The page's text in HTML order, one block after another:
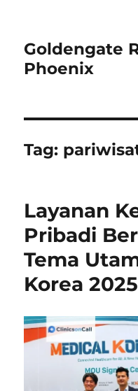
Goldengate
Phoenix
Tag:
Layanan
Pribadi
Tema
Korea 2025